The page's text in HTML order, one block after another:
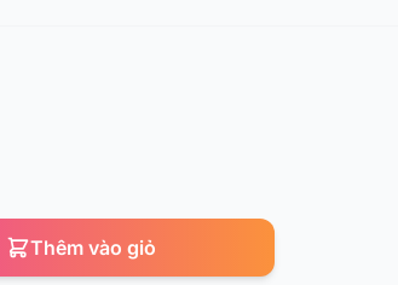
Thêm vào giỏ